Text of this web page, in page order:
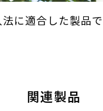
に適合した製品で
関連製品